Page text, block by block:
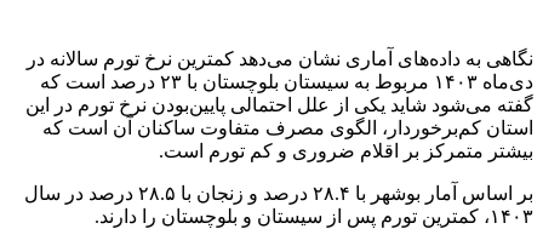
نگاهی به داده‌های آماری نشان می‌دهد کمترین نرخ تورم سالانه در
دی‌ماه ۱۴۰۳ مربوط به سیستان بلوچستان با ۲۳ درصد است که
گفته می‌شود شاید یکی از علل احتمالی پایین‌بودن نرخ تورم در این
استان کم‌برخوردار، الگوی مصرف متفاوت ساکنان آن است که
بیشتر متمرکز بر اقلام ضروری و کم تورم است.
بر اساس آمار بوشهر با ۲۸.۴ درصد و زنجان با ۲۸.۵ درصد در سال
۱۴۰۳، کمترین تورم پس از سیستان و بلوچستان را دارند.